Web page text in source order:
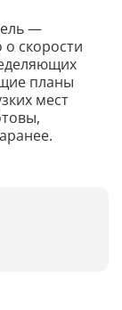
—
скорости
планы
мест